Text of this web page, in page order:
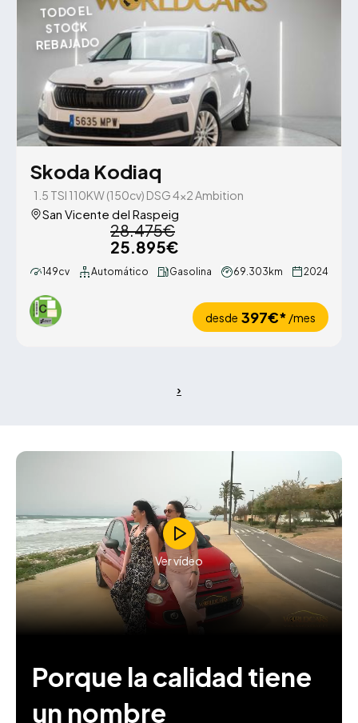
TODO EL
STOCK
REBAJADO
Skoda Kodiaq
1.5 TSI 110KW (150cv) DSG 4x2 Ambition
San Vicente del Raspeig
28.475€
25.895€
149cv Automático Gasolina 69.303km 2024
desde 397€* /mes
Ver vídeo
Porque la calidad tiene
un nombre